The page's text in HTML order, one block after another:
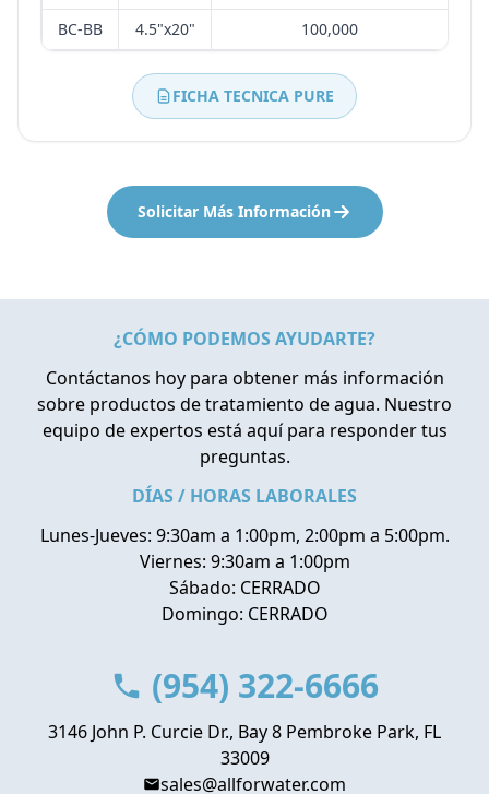
BC-BB
4.5"x20" 100,000
FICHA TECNICA PURE
Solicitar Más Información
¿CÓMO PODEMOS AYUDARTE?
Contáctanos hoy para obtener más información
sobre productos de tratamiento de agua. Nuestro
equipo de expertos está aquí para responder tus
preguntas.
DÍAS / HORAS LABORALES
Lunes-Jueves: 9:30am a 1:00pm, 2:00pm a 5:00pm.
Viernes: 9:30am a 1:00pm
Sábado: CERRADO
Domingo: CERRADO
(954) 322-6666
3146 John P. Curcie Dr., Bay 8 Pembroke Park, FL
33009
sales@allforwater.com